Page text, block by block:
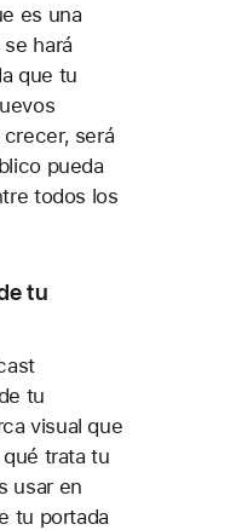
es una
hará
que tu
será
pueda
todos los
tu
tu
visual que
trata tu
usar en
tu portada